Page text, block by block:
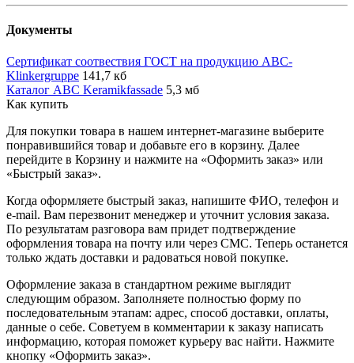
Документы
Сертификат соотвествия ГОСТ на продукцию ABC-
Klinkergruppe 141,7 кб
Каталог ABC Keramikfassade 5,3 мб
Как купить
Для покупки товара в нашем интернет-магазине выберите
понравившийся товар и добавьте его в корзину. Далее
перейдите в Корзину и нажмите на «Оформить заказ» или
«Быстрый заказ».
Когда оформляете быстрый заказ, напишите ФИО, телефон и
e-mail. Вам перезвонит менеджер и уточнит условия заказа.
По результатам разговора вам придет подтверждение
оформления товара на почту или через СМС. Теперь останется
только ждать доставки и радоваться новой покупке.
Оформление заказа в стандартном режиме выглядит
следующим образом. Заполняете полностью форму по
последовательным этапам: адрес, способ доставки, оплаты,
данные о себе. Советуем в комментарии к заказу написать
информацию, которая поможет курьеру вас найти. Нажмите
кнопку «Оформить заказ».